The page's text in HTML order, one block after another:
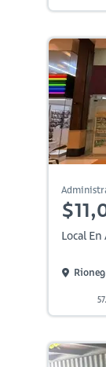
Local